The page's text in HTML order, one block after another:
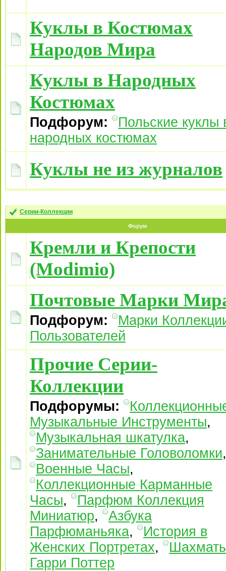
Куклы в Костюмах
Народов Мира
Куклы в Народных
Костюмах
Подфорум:
Польские куклы
народных костюмах
Куклы не из журналов
Серии-Коллекции
Форум
Кремли и Крепости
(Modimio)
Почтовые Марки
Подфорум:
Марки
Пользователей
Прочие Серии-
Коллекции
Подфорумы:
Музыкальные Инструменты,
Музыкальная шкатулка,
Занимательные Головоломки,
Военные Часы,
Коллекционные Карманные
Часы,
Парфюм Коллекция
Миниатюр,
Азбука
Парфюманьяка,
История в
Женских Портретах,
Гарри Поттер